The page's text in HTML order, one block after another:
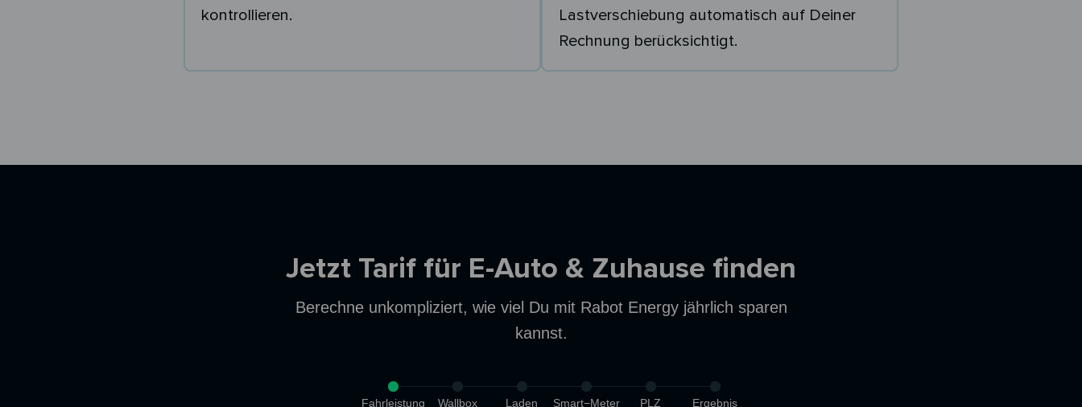
kontrollieren.
Lastverschiebung automatisch auf Deiner
Rechnung berücksichtigt.
Jetzt Tarif für E-Auto & Zuhause finden
Berechne unkompliziert, wie viel Du mit Rabot Energy jährlich sparen
kannst.
Fahrleistung Wallbox Laden Smart−Meter PLZ Ergebnis